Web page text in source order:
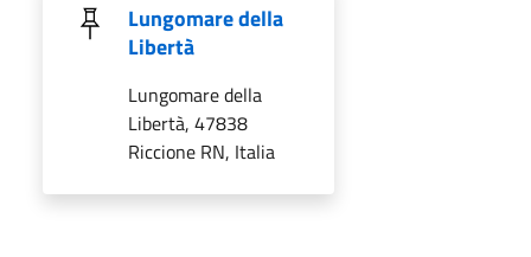
Lungomare della
Libertà
Lungomare della
Libertà, 47838
Riccione RN, Italia